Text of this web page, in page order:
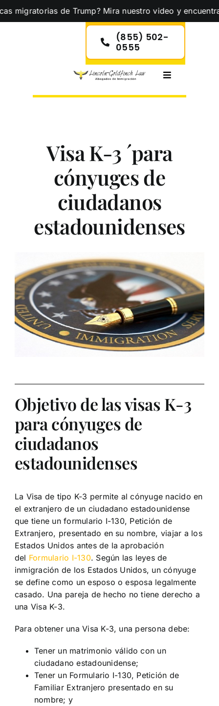
de Trump? Mira nuestro video y encuentra la
(855) 502-
0555
Toggle
Visa K-3 ´para
cónyuges de
ciudadanos
estadounidenses
Objetivo de las visas K-3
para cónyuges de
ciudadanos
estadounidenses
La Visa de tipo K-3 permite al cónyuge nacido en
el extranjero de un ciudadano estadounidense
que tiene un formulario I-130, Petición de
Extranjero, presentado en su nombre, viajar a los
Estados Unidos antes de la aprobación
del Formulario I-130. Según las leyes de
inmigración de los Estados Unidos, un cónyuge
se define como un esposo o esposa legalmente
casado. Una pareja de hecho no tiene derecho a
una Visa K-3.
Para obtener una Visa K-3, una persona debe:
Tener un matrimonio válido con un
ciudadano estadounidense;
Tener un Formulario I-130, Petición de
Familiar Extranjero presentado en su
nombre; y